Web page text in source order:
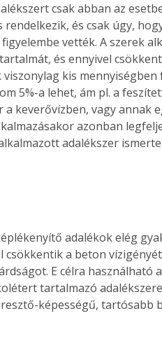
csak abban az
rendelkezik, és csak úgy,
vették. A szerek
és ennyivel
viszonylag kis
5%-a lehet, ám pl. a
a keverővízben, vagy annak
azonban
adalékszer
adalékok elég
csökkentik a beton
E célra
tartalmazó
képességű, tartósabb